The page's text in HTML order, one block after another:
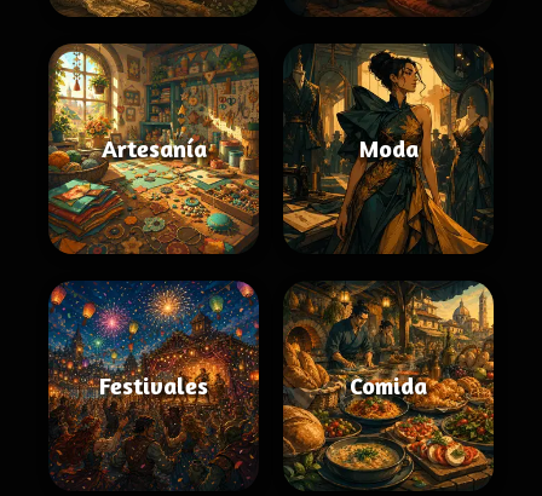
Artesanía Moda
Festivales Comida